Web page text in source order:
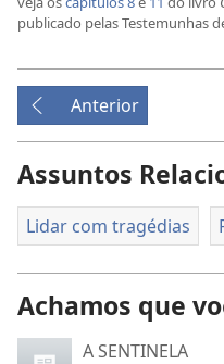
publicado pelas Testemunhas
Anterior
Assuntos
Lidar com tragédias
Achamos que
A SENTINELA